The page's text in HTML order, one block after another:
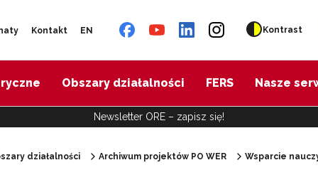
Kontakt EN Kontrast
Obszary działalności FERS Nasze
Newsletter ORE – zapisz się!
działalności Archiwum projektów PO WER Wsparcie